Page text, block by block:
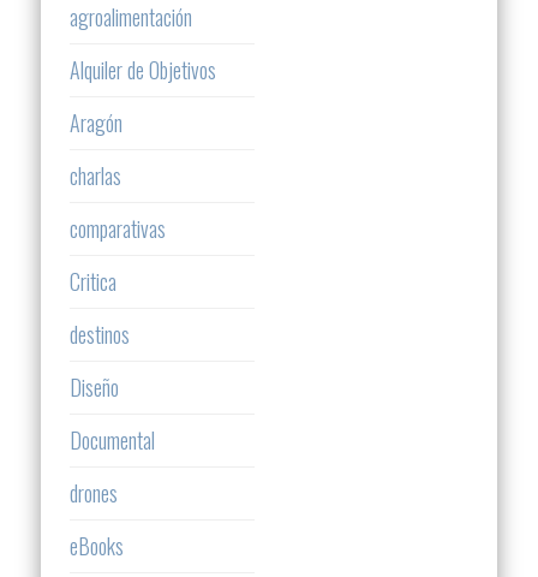
agroalimentación
Alquiler de Objetivos
Aragón
charlas
comparativas
Critica
destinos
Diseño
Documental
drones
eBooks